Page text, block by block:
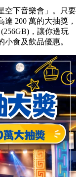
空下音樂會」。只要
200 萬的大抽獎，
，讓你邊玩
食及飲品優惠。